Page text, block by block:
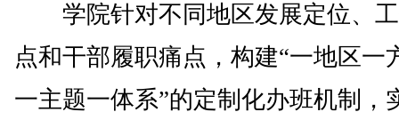
学院针对不同地区发展定位、
点和干部履职痛点，构建“一地区一
一主题一体系”的定制化办班机制，